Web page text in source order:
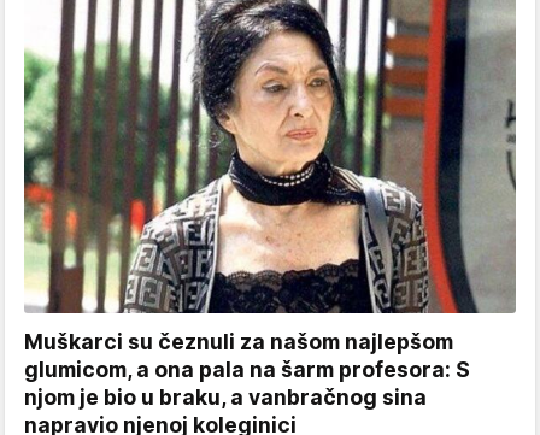
Muškarci su čeznuli za našom najlepšom
glumicom, a ona pala na šarm profesora: S
njom je bio u braku, a vanbračnog sina
napravio njenoj koleginici